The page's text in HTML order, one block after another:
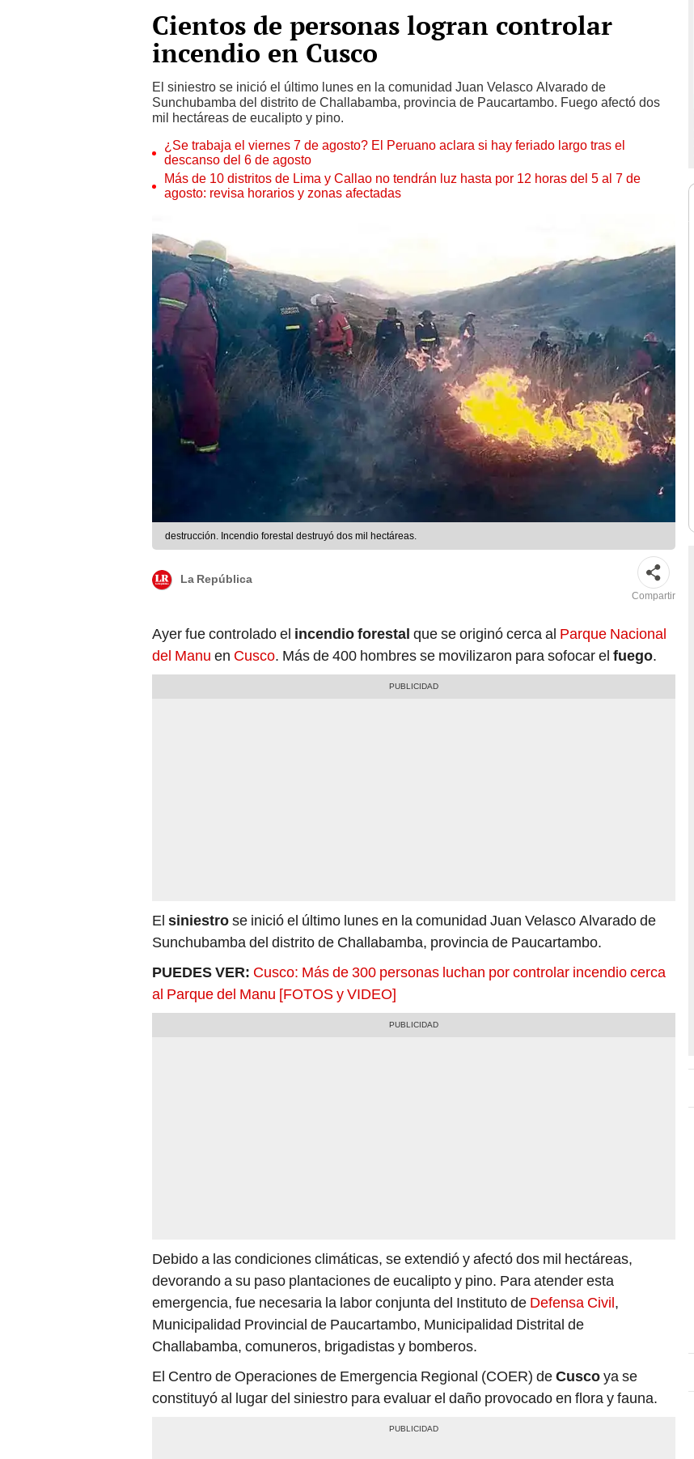
Cientos de personas logran controlar
incendio en Cusco
El siniestro se inició el último lunes en la comunidad Juan Velasco Alvarado de
Sunchubamba del distrito de Challabamba, provincia de Paucartambo. Fuego afectó dos
mil hectáreas de eucalipto y pino.
¿Se trabaja el viernes 7 de agosto? El Peruano aclara si hay feriado largo tras el
descanso del 6 de agosto
Más de 10 distritos de Lima y Callao no tendrán luz hasta por 12 horas del 5 al 7 de
agosto: revisa horarios y zonas afectadas
destrucción. Incendio forestal destruyó dos mil hectáreas.
La República
Compartir
Ayer fue controlado el incendio forestal que se originó cerca al Parque Nacional
del Manu en Cusco. Más de 400 hombres se movilizaron para sofocar el fuego.
El siniestrose inició el último lunes en la comunidad Juan Velasco Alvarado de
Sunchubamba del distrito de Challabamba, provincia de Paucartambo.
PUEDES VER: Cusco: Más de 300 personas luchan por controlar incendio cerca
al Parque del Manu [FOTOS y VIDEO]
Debido a las condiciones climáticas, se extendió y afectó dos mil hectáreas,
devorando a su paso plantaciones de eucalipto y pino. Para atender esta
emergencia, fue necesaria la labor conjunta del Instituto de Defensa Civil,
Municipalidad Provincial de Paucartambo, Municipalidad Distrital de
Challabamba, comuneros, brigadistas y bomberos.
El Centro de Operaciones de Emergencia Regional (COER) deCuscoya se
constituyó al lugar del siniestro para evaluar el daño provocado en flora y fauna.